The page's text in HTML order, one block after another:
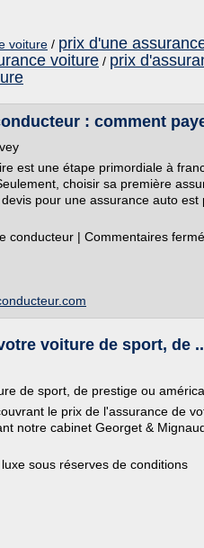
voiture / prix d'une
voiture / prix
: comment
est une étape primordiale à
choisir sa première
pour une assurance auto
conducteur | Commentaires
voiture de sport, de
de sport, de prestige ou
le prix de l'assurance de
notre cabinet Georget &
sous réserves de conditions